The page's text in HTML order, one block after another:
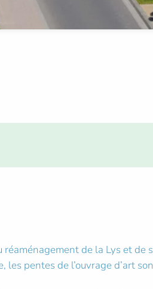
de la Lys et
pentes de l’ouvrage d’art